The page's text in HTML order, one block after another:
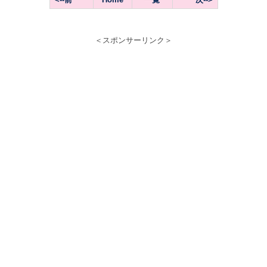
＜スポンサーリンク＞